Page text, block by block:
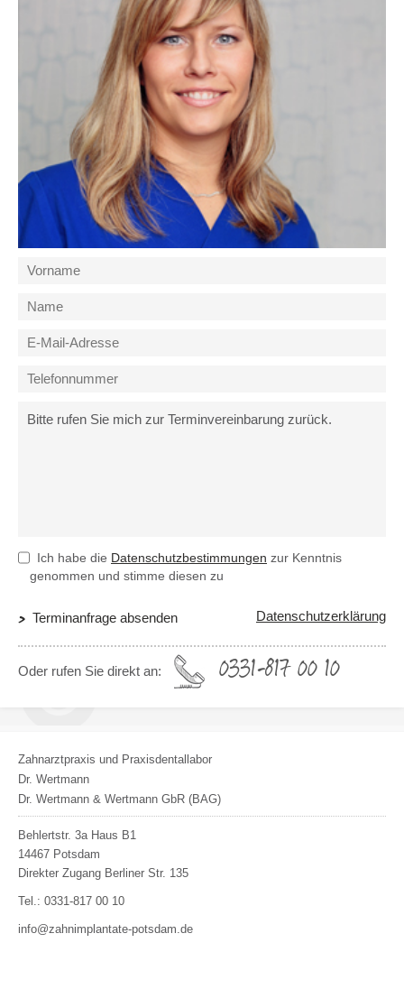
Ich habe die Datenschutzbestimmungen zur Kenntnis
genommen und stimme diesen zu
Terminanfrage absenden Datenschutzerklärung
Oder rufen Sie direkt an: 0331-817 00 10
Zahnarztpraxis und Praxisdentallabor
Dr. Wertmann
Dr. Wertmann & Wertmann GbR (BAG)
Behlertstr. 3a Haus B1
14467 Potsdam
Direkter Zugang Berliner Str. 135
Tel.: 0331-817 00 10
info@zahnimplantate-potsdam.de